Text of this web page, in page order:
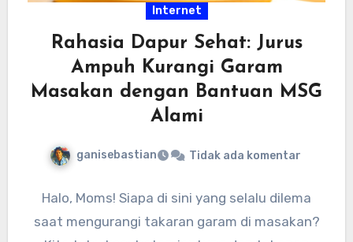
Internet
Rahasia Dapur Sehat: Jurus
Ampuh Kurangi Garam
Masakan dengan Bantuan MSG
Alami
ganisebastian Tidak ada komentar
Halo, Moms! Siapa di sini yang selalu dilema
saat mengurangi takaran garam di masakan?